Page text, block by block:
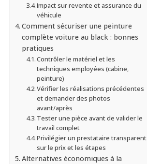
Impact sur revente et assurance du
véhicule
Comment sécuriser une peinture
complète voiture au black : bonnes
pratiques
Contrôler le matériel et les
techniques employées (cabine,
peinture)
Vérifier les réalisations précédentes
et demander des photos
avant/après
Tester une pièce avant de valider le
travail complet
Privilégier un prestataire transparent
sur le prix et les étapes
Alternatives économiques à la